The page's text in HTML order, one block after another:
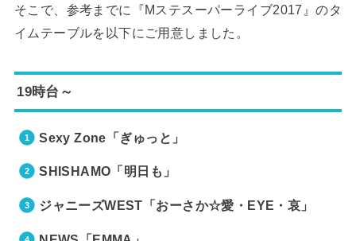
そこで、参考までに『Mステスーパーライブ2017』のタ
イムテーブルを以下にご用意しました。
19時台～
Sexy Zone「ぎゅっと」
SHISHAMO「明日も」
ジャニーズWEST「おーさか☆愛・EYE・哀」